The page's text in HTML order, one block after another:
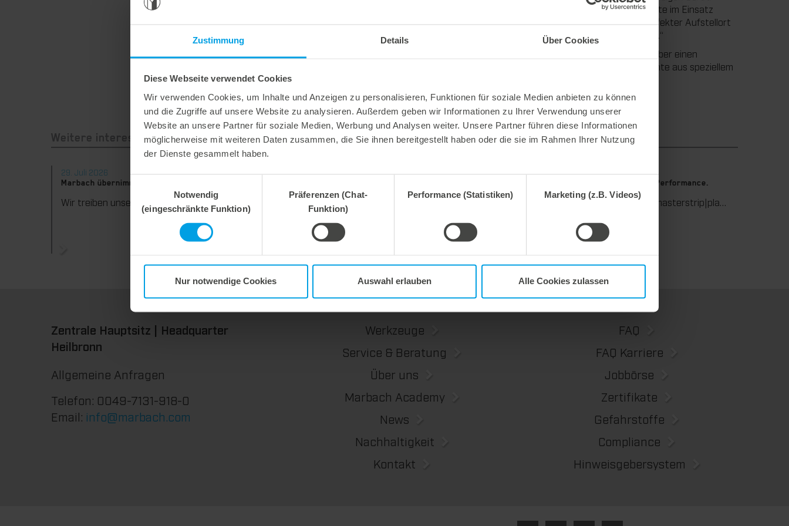
Zustimmung Details Über Cookies
Diese Webseite verwendet Cookies
Wir verwenden Cookies, um Inhalte und Anzeigen zu personalisieren, Funktionen für soziale Medien anbieten zu können
und die Zugriffe auf unsere Website zu analysieren. Außerdem geben wir Informationen zu Ihrer Verwendung unserer
Website an unsere Partner für soziale Medien, Werbung und Analysen weiter. Unsere Partner führen diese Informationen
möglicherweise mit weiteren Daten zusammen, die Sie ihnen bereitgestellt haben oder die sie im Rahmen Ihrer Nutzung
der Dienste gesammelt haben.
Einwilligungsauswahl
Notwendig
(eingeschränkte Funktion)
Präferenzen (Chat-
Funktion)
Performance (Statistiken) Marketing (z.B. Videos)
Nur notwendige Cookies Auswahl erlauben Alle Cookies zulassen
Damit ist unser neuer mcut|multi ein wahres Multitalent. Die Kunden, die die ersten Geräte im Einsatz
haben, sind begeistert von deren Funktionalität und dem geringen Platzbedarf. Sein perfekter Aufstellort
ist direkt an der Verarbeitungsmaschine. Damit die Produktion schnell weitergehen kann.“
Der mcut|multi ist für Linienmaterialien in den Stärken 2pt bis 4pt geeignet. Er verfügt über einen
Digitalanschlag. Sein robuster Körper wird ergänzt durch nachschleifbare Schneidelemente aus speziellem
Stahl. Dies sorgt für höchste Präzision beim Schneiden und Langlebigkeit.
Weitere interessante Neuigkeiten
29. Juli 2026
Marbach übernimmt Verantwortung.
28. Juli 2026
konsequent abfallfrei.
Maximale Ausbrech-Performance.
Wir bieten mit der masterstrip|plate eine seit vielen Jahren bewährte Lösung für maximale Prozesssicherheit beim Ausbrechen. Das speziell entwickelte Ausbrechoberteil ermöglicht einen stabilen, sauberen und effizienten Ausbrechprozess auch bei anspruchsvollen Anwendungen.
Zentrale Hauptsitz | Headquarter
Heilbronn
Allgemeine Anfragen
Telefon: 0049-7131-918-0
Email: info@marbach.com
Werkzeuge
Service & Beratung
Über uns
Marbach Academy
News
Nachhaltigkeit
Kontakt
FAQ
FAQ Karriere
Jobbörse
Zertifikate
Gefahrstoffe
Compliance
Hinweisgebersystem